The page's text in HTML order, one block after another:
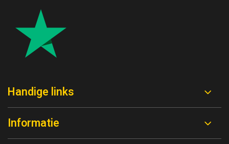
Handige links
Informatie